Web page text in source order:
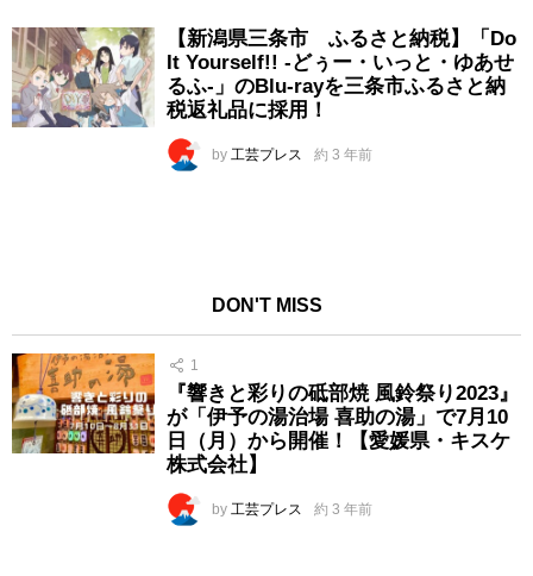
【新潟県三条市 ふるさと納税】「Do
It Yourself!! -どぅー・いっと・ゆあせ
るふ-」のBlu-rayを三条市ふるさと納
税返礼品に採用！
by 工芸プレス 約 3 年前
DON'T MISS
1
『響きと彩りの砥部焼 風鈴祭り2023』
が「伊予の湯治場 喜助の湯」で7月10
日（月）から開催！【愛媛県・キスケ
株式会社】
by 工芸プレス 約 3 年前